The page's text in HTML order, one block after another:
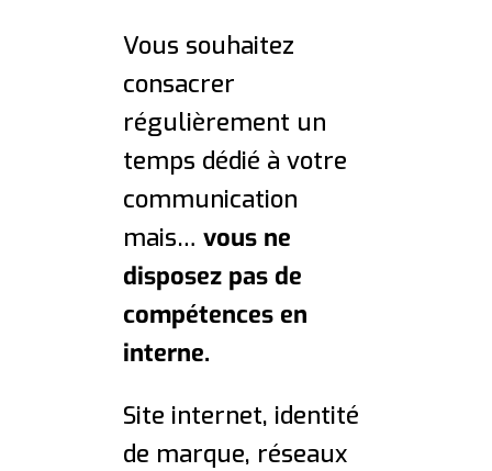
Vous souhaitez
consacrer
régulièrement un
temps dédié à votre
communication
mais… vous ne
disposez pas de
compétences en
interne.
Site internet, identité
de marque, réseaux